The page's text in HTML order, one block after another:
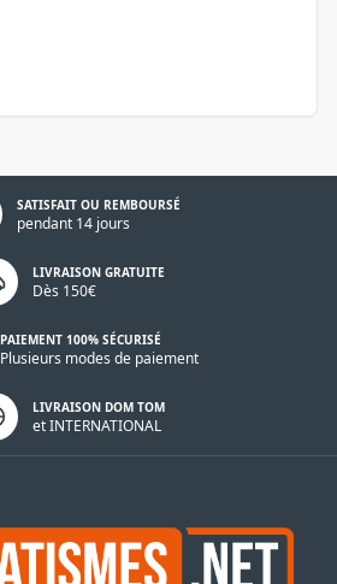
SATISFAIT OU REMBOURSÉ
pendant 14 jours
LIVRAISON GRATUITE
Dès 150€
PAIEMENT 100% SÉCURISÉ
Plusieurs modes de paiement
LIVRAISON DOM TOM
et INTERNATIONAL